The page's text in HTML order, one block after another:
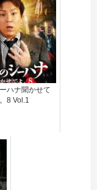
ハナ聞かせて
8 Vol.1